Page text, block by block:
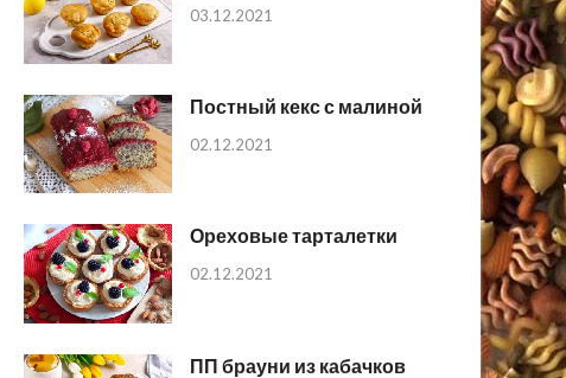
03.12.2021
Постный кекс с малиной
02.12.2021
Ореховые тарталетки
02.12.2021
ПП брауни из кабачков